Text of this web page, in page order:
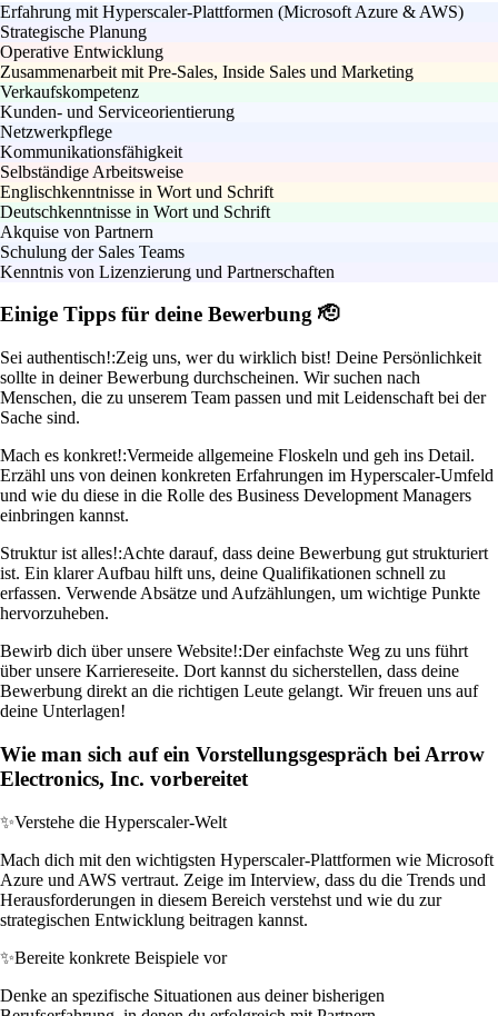
Erfahrung mit Hyperscaler-Plattformen (Microsoft Azure & AWS)
Strategische Planung
Operative Entwicklung
Zusammenarbeit mit Pre-Sales, Inside Sales und Marketing
Verkaufskompetenz
Kunden- und Serviceorientierung
Netzwerkpflege
Kommunikationsfähigkeit
Selbständige Arbeitsweise
Englischkenntnisse in Wort und Schrift
Deutschkenntnisse in Wort und Schrift
Akquise von Partnern
Schulung der Sales Teams
Kenntnis von Lizenzierung und Partnerschaften
Einige Tipps für deine Bewerbung 🫡
Sei authentisch!:Zeig uns, wer du wirklich bist! Deine Persönlichkeit
sollte in deiner Bewerbung durchscheinen. Wir suchen nach
Menschen, die zu unserem Team passen und mit Leidenschaft bei der
Sache sind.
Mach es konkret!:Vermeide allgemeine Floskeln und geh ins Detail.
Erzähl uns von deinen konkreten Erfahrungen im Hyperscaler-Umfeld
und wie du diese in die Rolle des Business Development Managers
einbringen kannst.
Struktur ist alles!:Achte darauf, dass deine Bewerbung gut strukturiert
ist. Ein klarer Aufbau hilft uns, deine Qualifikationen schnell zu
erfassen. Verwende Absätze und Aufzählungen, um wichtige Punkte
hervorzuheben.
Bewirb dich über unsere Website!:Der einfachste Weg zu uns führt
über unsere Karriereseite. Dort kannst du sicherstellen, dass deine
Bewerbung direkt an die richtigen Leute gelangt. Wir freuen uns auf
deine Unterlagen!
Wie man sich auf ein Vorstellungsgespräch bei Arrow
Electronics, Inc. vorbereitet
✨Verstehe die Hyperscaler-Welt
Mach dich mit den wichtigsten Hyperscaler-Plattformen wie Microsoft
Azure und AWS vertraut. Zeige im Interview, dass du die Trends und
Herausforderungen in diesem Bereich verstehst und wie du zur
strategischen Entwicklung beitragen kannst.
✨Bereite konkrete Beispiele vor
Denke an spezifische Situationen aus deiner bisherigen